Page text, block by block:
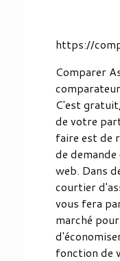
https://
Comparer
C'est
de votre
faire est de
de
web. Dans
courtier
vous fera
marché
fonction de